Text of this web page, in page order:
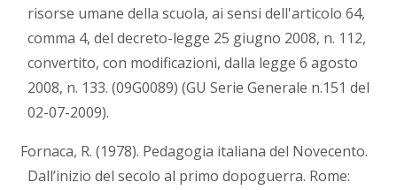
risorse umane della scuola, ai sensi dell'articolo 64,
comma 4, del decreto-legge 25 giugno 2008, n. 112,
convertito, con modificazioni, dalla legge 6 agosto
2008, n. 133. (09G0089) (GU Serie Generale n.151 del
02-07-2009).
Fornaca, R. (1978). Pedagogia italiana del Novecento.
Dall’inizio del secolo al primo dopoguerra. Rome: